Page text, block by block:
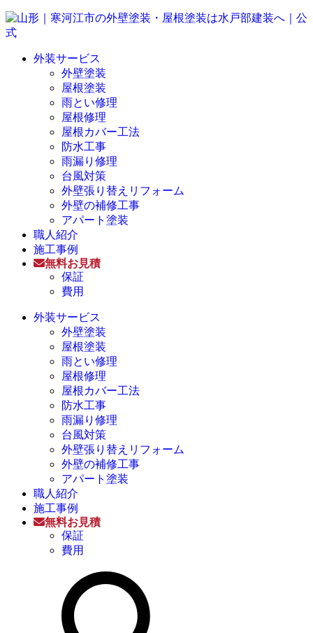
外装サービス
外壁塗装
屋根塗装
雨とい修理
屋根修理
屋根カバー工法
防水工事
雨漏り修理
台風対策
外壁張り替えリフォーム
外壁の補修工事
アパート塗装
職人紹介
施工事例
無料お見積
保証
費用
外装サービス
外壁塗装
屋根塗装
雨とい修理
屋根修理
屋根カバー工法
防水工事
雨漏り修理
台風対策
外壁張り替えリフォーム
外壁の補修工事
アパート塗装
職人紹介
施工事例
無料お見積
保証
費用